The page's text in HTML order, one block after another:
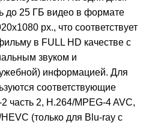
до 25 ГБ видео в формате
px., что соответствует
в FULL HD качестве с
звуком и
информацией. Для
соответствующие
часть 2, H.264/MPEG-4 AVC,
(только для Blu-ray с